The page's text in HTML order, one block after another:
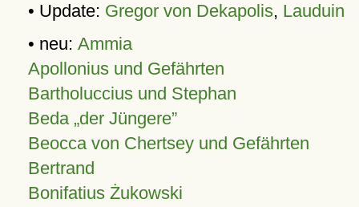
• Update: Gregor von Dekapolis, Lauduin
• neu: Ammia
Apollonius und Gefährten
Bartholuccius und Stephan
Beda „der Jüngere”
Beocca von Chertsey und Gefährten
Bertrand
Bonifatius Żukowski